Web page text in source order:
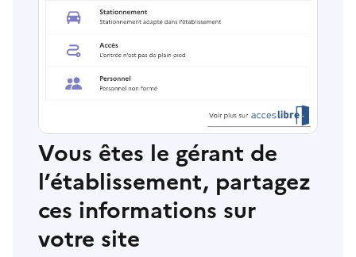
Vous êtes le gérant de
l’établissement, partagez
ces informations sur
votre site